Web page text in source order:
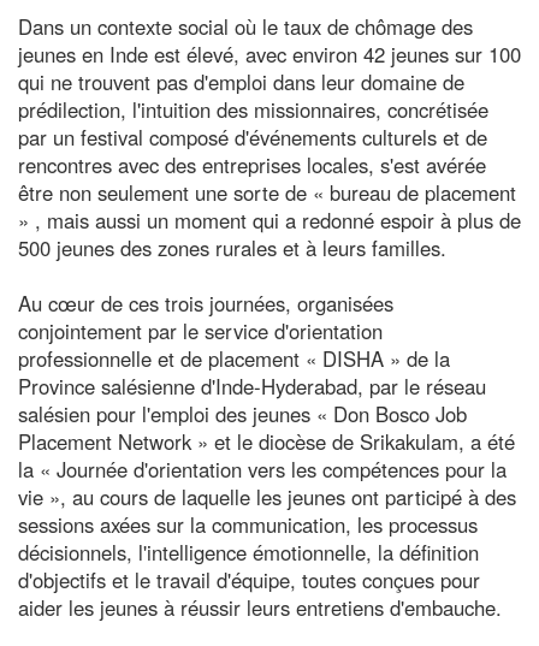
Dans un contexte social où le taux de chômage des
jeunes en Inde est élevé, avec environ 42 jeunes sur 100
qui ne trouvent pas d'emploi dans leur domaine de
prédilection, l'intuition des missionnaires, concrétisée
par un festival composé d'événements culturels et de
rencontres avec des entreprises locales, s'est avérée
être non seulement une sorte de « bureau de placement
» , mais aussi un moment qui a redonné espoir à plus de
500 jeunes des zones rurales et à leurs familles.
Au cœur de ces trois journées, organisées
conjointement par le service d'orientation
professionnelle et de placement « DISHA » de la
Province salésienne d'Inde-Hyderabad, par le réseau
salésien pour l'emploi des jeunes « Don Bosco Job
Placement Network » et le diocèse de Srikakulam, a été
la « Journée d'orientation vers les compétences pour la
vie », au cours de laquelle les jeunes ont participé à des
sessions axées sur la communication, les processus
décisionnels, l'intelligence émotionnelle, la définition
d'objectifs et le travail d'équipe, toutes conçues pour
aider les jeunes à réussir leurs entretiens d'embauche.